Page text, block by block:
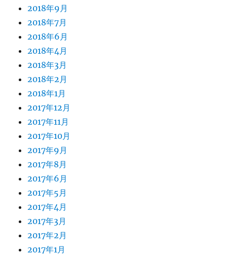
2018年9月
2018年7月
2018年6月
2018年4月
2018年3月
2018年2月
2018年1月
2017年12月
2017年11月
2017年10月
2017年9月
2017年8月
2017年6月
2017年5月
2017年4月
2017年3月
2017年2月
2017年1月